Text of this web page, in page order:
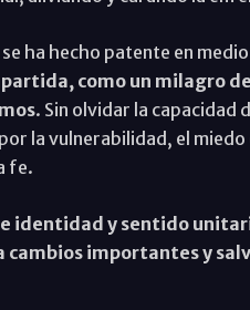
ha hecho patente en
como un milagro
. Sin olvidar la capacidad
la vulnerabilidad, el
fe.
identidad y sentido
importantes y